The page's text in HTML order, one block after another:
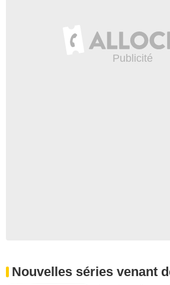
Nouvelles séries venant